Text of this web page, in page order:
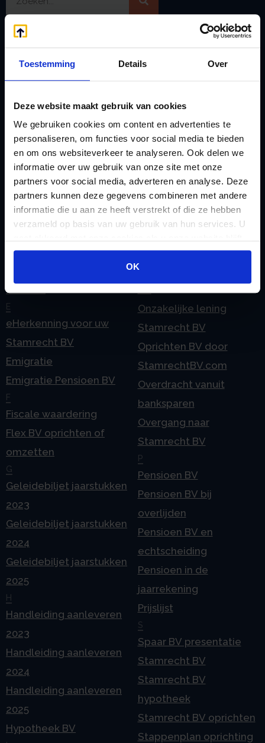
Toestemming Details Over
Deze website maakt gebruik van cookies
We gebruiken cookies om content en advertenties te
personaliseren, om functies voor social media te bieden
en om ons websiteverkeer te analyseren. Ook delen we
informatie over uw gebruik van onze site met onze
partners voor social media, adverteren en analyse. Deze
partners kunnen deze gegevens combineren met andere
informatie die u aan ze heeft verstrekt of die ze hebben
verzameld op basis van uw gebruik van hun services. U
gebruiken.
OK
Handige links
Afkoop Stamrecht
Belastingdienst
doorgeven
rekeningnummer
Checklist IB 2023 (PDF)
Checklist IB 2023 (Word)
Checklist IB 2024 (PDF)
Checklist IB 2024 (Word)
Checklist IB 2025 (PDF)
Contact
E
eHerkenning voor uw
Stamrecht BV
Emigratie
Emigratie Pensioen BV
F
Fiscale waardering
Flex BV oprichten of
omzetten
G
Geleidebiljet jaarstukken
2023
Geleidebiljet jaarstukken
2024
Geleidebiljet jaarstukken
2025
H
Handleiding aanleveren
2023
Handleiding aanleveren
2024
Handleiding aanleveren
2025
Hypotheek BV
Lijfrente BV
Liquidatie Pensioen BV
Loonadministratie
verzorgen
M
Mogelijkheden
ODV BV
Ontbinden Stamrecht
Onzakelijke lening
Stamrecht BV
Oprichten BV door
StamrechtBV.com
Overdracht vanuit
banksparen
Overgang naar
Stamrecht BV
P
Pensioen BV
Pensioen BV bij
overlijden
Pensioen BV en
echtscheiding
Pensioen in de
jaarrekening
Prijslijst
S
Spaar BV presentatie
Stamrecht BV
Stamrecht BV
hypotheek
Stamrecht BV oprichten
Stappenplan oprichting